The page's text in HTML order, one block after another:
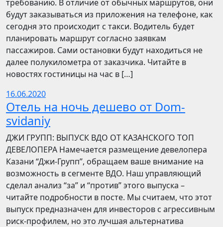
требованию. В отличие от обычных маршрутов, они
будут заказываться из приложения на телефоне, как
сегодня это происходит с такси. Водитель будет
планировать маршрут согласно заявкам
пассажиров. Сами остановки будут находиться не
далее полукилометра от заказчика. Читайте в
новостях гостиницы на час в […]
16.06.2020
Отель на ночь дешево от Dom-
svidaniy
​​ДЖИ ГРУПП: ВЫПУСК ВДО ОТ КАЗАНСКОГО ТОП
ДЕВЕЛОПЕРА Намечается размещение девелопера
Казани “Джи-Групп”, обращаем ваше внимание на
возможность в сегменте ВДО. Наш управляющий
сделал анализ “за” и “против” этого выпуска –
читайте подробности в посте. Мы считаем, что этот
выпуск предназначен для инвесторов с агрессивным
риск-профилем, но это лучшая альтернатива